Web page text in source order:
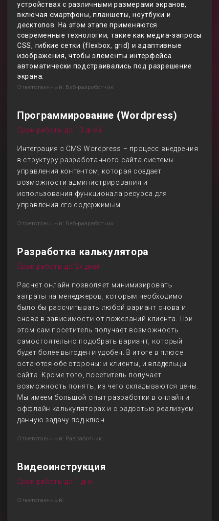
устройствах с различными размерами экранов,
включая смартфоны, планшеты, ноутбуки и
десктопов. На этом этапе применяются
современные технологии, такие как медиа-запросы
CSS, гибкие сетки (flexbox, grid) и адаптивные
изображения, чтобы элементы интерфейса
автоматически подстраивались под разрешение
экрана.
Ответственный: Веб-разработчик
Программирование (Wordpress)
Срок работы до 10 дней
Интеграция с CMS Wordpress – процесс внедрения
в структуру разработанного сайта системы
управления контентом, которая создает
возможности администрирования и
использования функционала ресурса для
управления его содержимым.
Ответственный: Веб-разработчик
Разработка калькулятора
Срок работы до 2х дней
Расчет онлайн позволяет минимизировать
затраты на менеджеров, которым необходимо
было бы рассчитывать любой вариант снова и
снова в зависимости от пожеланий клиента. При
этом сам посетитель получает возможность
самостоятельно подобрать вариант, который
будет более выгоден и удобен. В итоге в плюсе
остаются обе стороны: и клиенты, и владельцы
сайта. Кроме того, посетитель получает
возможность понять, из чего складываются цены.
Мы имеем большой опыт разработки в онлайн и
оффлайн калькуляторах и с радостью реализуем
данную задачу под ключ.
Ответственный: Разработчик
Видеоинструкция
Срок работы до 1 дня
Ответственный: